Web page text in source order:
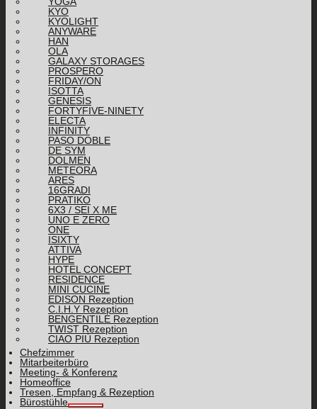
KYO
KYOLIGHT
ANYWARE
HAN
OLA
GALAXY STORAGES
PROSPERO
FRIDAY/ON
ISOTTA
GENESIS
FORTYFIVE-NINETY
ELECTA
INFINITY
PASO DOBLE
DE SYM
DOLMEN
METEORA
ARES
16GRADI
PRATIKO
6X3 / SEI X ME
UNO E ZERO
ONE
ISIXTY
ATTIVA
HYPE
HOTEL CONCEPT
RESIDENCE
MINI CUCINE
EDISON Rezeption
C.I.H.Y Rezeption
BENGENTILE Rezeption
TWIST Rezeption
CIAO PIÙ Rezeption
Chefzimmer
Mitarbeiterbüro
Meeting- & Konferenz
Homeoffice
Tresen, Empfang & Rezeption
Bürostühle